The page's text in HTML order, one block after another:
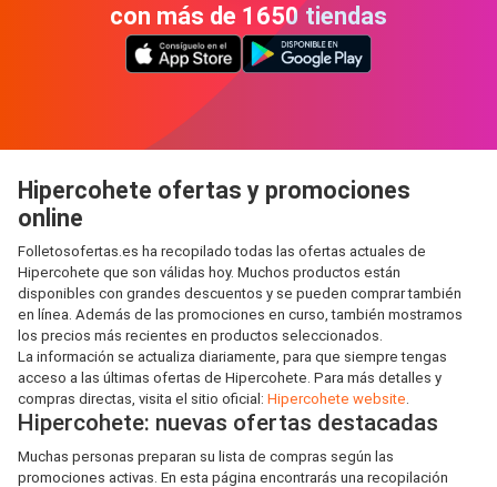
con más de 1650 tiendas
Hipercohete ofertas y promociones
online
Folletosofertas.es ha recopilado todas las ofertas actuales de
Hipercohete que son válidas hoy. Muchos productos están
disponibles con grandes descuentos y se pueden comprar también
en línea. Además de las promociones en curso, también mostramos
los precios más recientes en productos seleccionados.
La información se actualiza diariamente, para que siempre tengas
acceso a las últimas ofertas de Hipercohete. Para más detalles y
compras directas, visita el sitio oficial: Hipercohete website.
Hipercohete: nuevas ofertas destacadas
Muchas personas preparan su lista de compras según las
promociones activas. En esta página encontrarás una recopilación